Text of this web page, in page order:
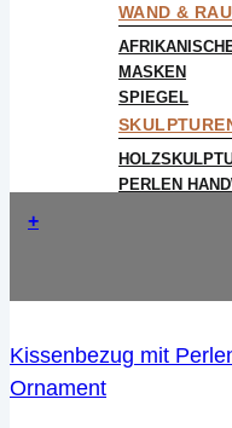
WAND &
MASKEN
SPIEGEL
PERLEN
+
Kissenbezug mit
Ornament